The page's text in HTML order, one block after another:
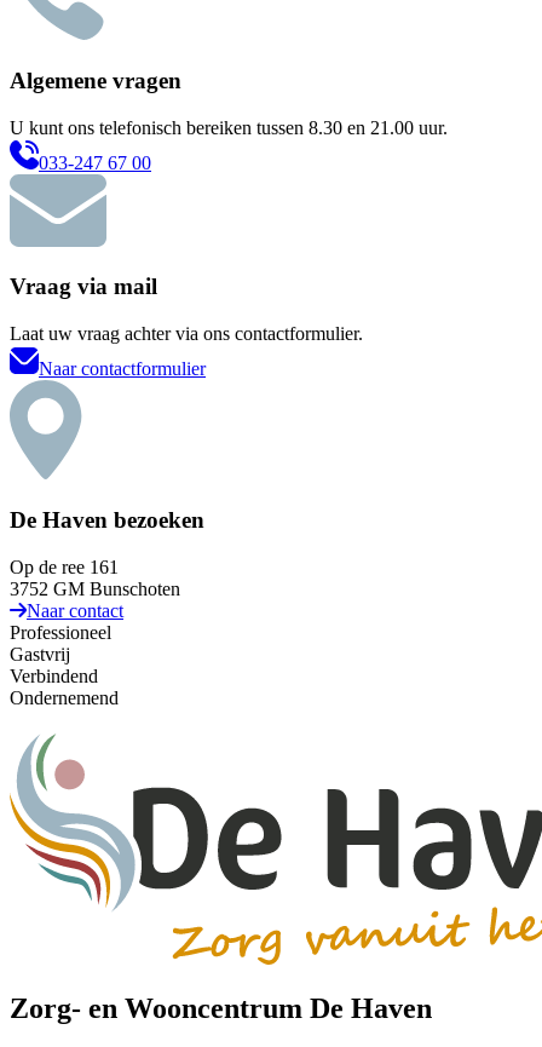
Algemene vragen
U kunt ons telefonisch bereiken tussen 8.30 en 21.00 uur.
033-247 67 00
Vraag via mail
Laat uw vraag achter via ons contactformulier.
Naar contactformulier
De Haven bezoeken
Op de ree 161
3752 GM Bunschoten
Naar contact
Professioneel
Gastvrij
Verbindend
Ondernemend
Zorg- en Wooncentrum De Haven